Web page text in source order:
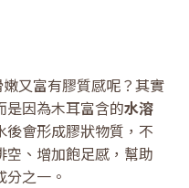
又富有膠質感呢？其實
是因為木耳富含的水溶
後會形成膠狀物質，不
、增加飽足感，幫助
之一。